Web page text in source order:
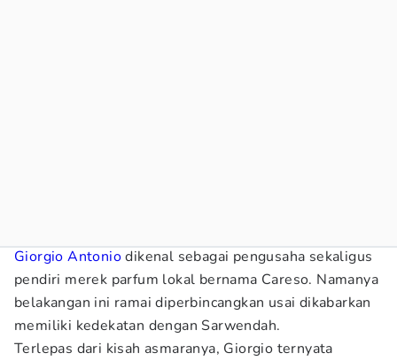
Giorgio Antoniodikenal sebagai pengusaha sekaligus
pendiri merek parfum lokal bernama Careso. Namanya
belakangan ini ramai diperbincangkan usai dikabarkan
memiliki kedekatan dengan Sarwendah.
Terlepas dari kisah asmaranya, Giorgio ternyata